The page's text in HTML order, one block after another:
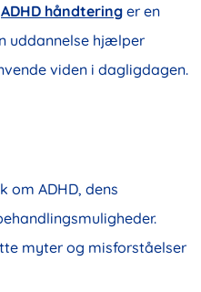
ADHD håndtering er en
uddannelse hjælper
viden i dagligdagen.
om ADHD, dens
myter og misforståelser